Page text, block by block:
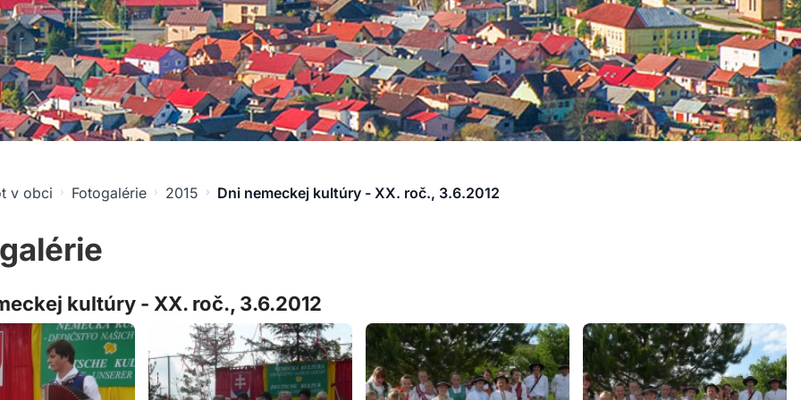
v obci Fotogalérie 2015 Dni nemeckej kultúry - XX. roč., 3.6.2012
kultúry - XX. roč., 3.6.2012